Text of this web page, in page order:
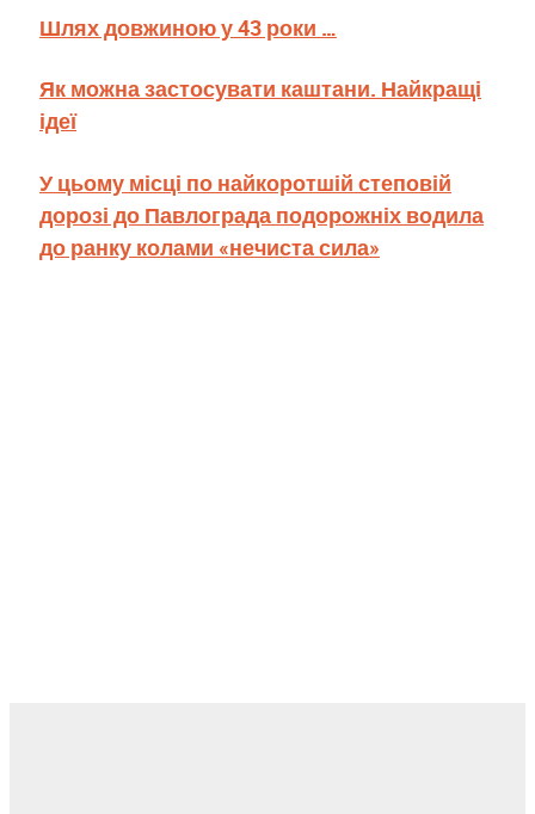
Шлях довжиною у 43 роки …
Як можна застосувати каштани. Найкращі
ідеї
У цьому місці по найкоротшій степовій
дорозі до Павлограда подорожніх водила
до ранку колами «нечиста сила»